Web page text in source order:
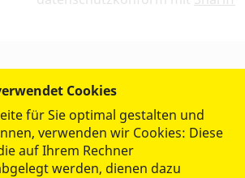
Cookies
für Sie optimal gestalten und
verwenden wir Cookies: Diese
auf Ihrem Rechner
werden, dienen dazu